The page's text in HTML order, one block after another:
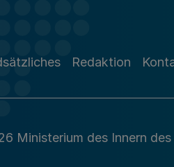
Redaktion
Ministerium des Innern